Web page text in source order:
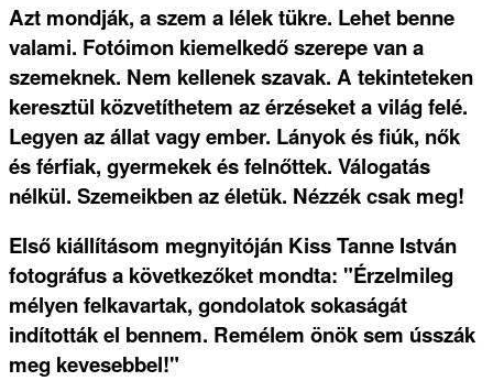
Azt mondják, a szem a lélek tükre. Lehet benne
valami. Fotóimon kiemelkedő szerepe van a
szemeknek. Nem kellenek szavak. A tekinteteken
keresztül közvetíthetem az érzéseket a világ felé.
Legyen az állat vagy ember. Lányok és fiúk, nők
és férfiak, gyermekek és felnőttek. Válogatás
nélkül. Szemeikben az életük. Nézzék csak meg!
Első kiállításom megnyitóján Kiss Tanne István
fotográfus a következőket mondta: "Érzelmileg
mélyen felkavartak, gondolatok sokaságát
indították el bennem. Remélem önök sem ússzák
meg kevesebbel!"